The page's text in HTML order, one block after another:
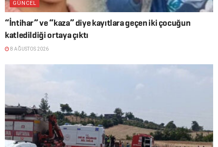
GÜNCEL
“İntihar” ve “kaza” diye kayıtlara geçen iki çocuğun
katledildiği ortaya çıktı
8 AĞUSTOS 2026